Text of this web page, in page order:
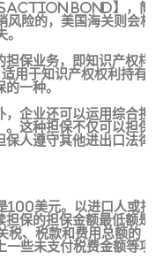
Bond】，简
险的，美国海关则会相
保业务，即知识产权样
于知识产权权利持有
一种。
企业还可以运用综合担
种担保不仅可以担保
人遵守其他进出口法律
美元。以进口人或报
保的担保金额最低额是
税、税款和费用总额的
些未支付税费金额等项